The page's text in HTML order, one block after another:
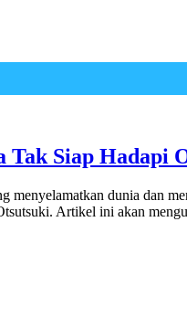
Tak Siap Hadapi
dunia dan
Artikel ini akan